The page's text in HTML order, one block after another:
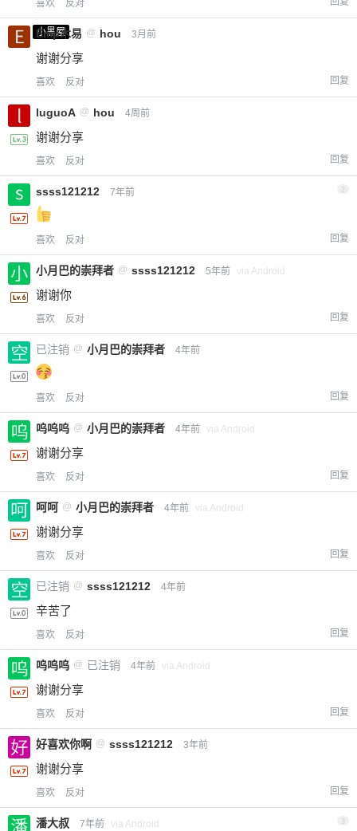
喜欢 反对
小黑屋
Emp木易 @ hou 3月前
谢谢分享
喜欢 反对 回复
luguoA @ hou 4周前
谢谢分享
喜欢 反对 回复
ssss121212 7年前 2
喜欢 反对 回复
小月巴的崇拜者 @ ssss121212 5年前 via Android
谢谢你
喜欢 反对 回复
已注销 @ 小月巴的崇拜者 4年前
喜欢 反对 回复
呜呜呜 @ 小月巴的崇拜者 4年前 via Android
谢谢分享
喜欢 反对 回复
呵呵 @ 小月巴的崇拜者 4年前 via Android
谢谢分享
喜欢 反对 回复
已注销 @ ssss121212 4年前
辛苦了
喜欢 反对 回复
呜呜呜 @ 已注销 4年前 via Android
谢谢分享
喜欢 反对 回复
好喜欢你啊 @ ssss121212 3年前
谢谢分享
喜欢 反对 回复
潘大叔 7年前 via Android 3